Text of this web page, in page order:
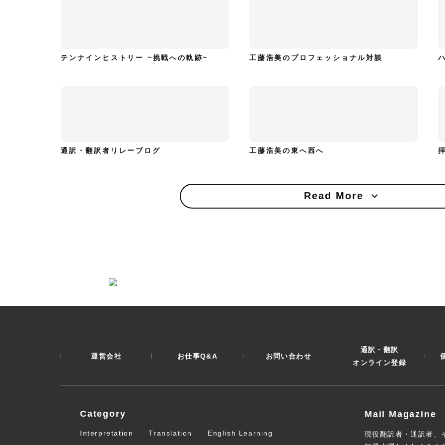
テンナインヒストリー ~挑戦への軌跡~ 工藤浩美のプロフェッショナル対談
通訳・翻訳者リレーブログ 工藤浩美の東へ西へ
Read More
運営会社 お仕事Q&A お問い合わせ
通訳・翻訳
オンライン登録
Category
Interpretation Translation
English Learning
Mail Magazine
現役翻訳者・通訳者、